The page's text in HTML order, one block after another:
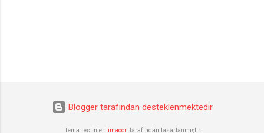
Blogger tarafından desteklenmektedir
Tema resimleri imacon tarafından tasarlanmıştır